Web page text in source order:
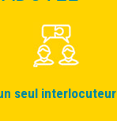
seul interlocuteur